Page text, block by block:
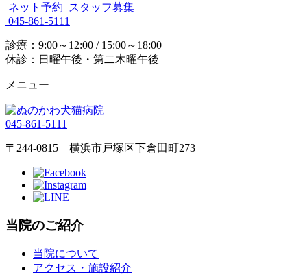
ネット予約
スタッフ募集
045-861-5111
診療：9:00～12:00 / 15:00～18:00
休診：日曜午後・第二木曜午後
メニュー
045-861-5111
〒244-0815 横浜市戸塚区下倉田町273
当院のご紹介
当院について
アクセス・施設紹介